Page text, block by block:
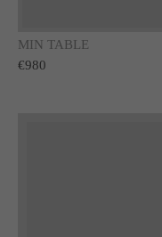
MIN TABLE
€980